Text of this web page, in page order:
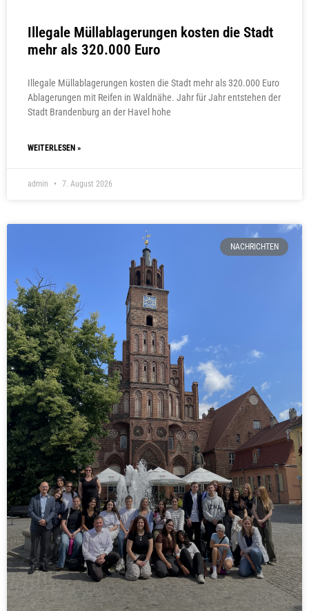
Illegale Müllablagerungen kosten die Stadt
mehr als 320.000 Euro
Illegale Müllablagerungen kosten die Stadt mehr als 320.000 Euro
Ablagerungen mit Reifen in Waldnähe. Jahr für Jahr entstehen der
Stadt Brandenburg an der Havel hohe
WEITERLESEN »
admin 7. August 2026
NACHRICHTEN